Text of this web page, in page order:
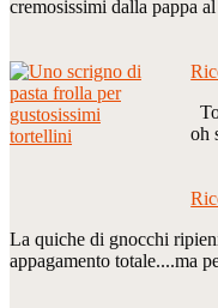
cremosissimi dalla pappa
oh
La quiche di gnocchi
appagamento totale....ma